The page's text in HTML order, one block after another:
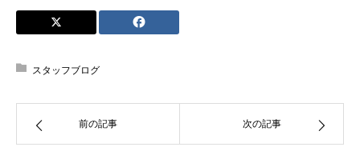
スタッフブログ
前の記事 次の記事